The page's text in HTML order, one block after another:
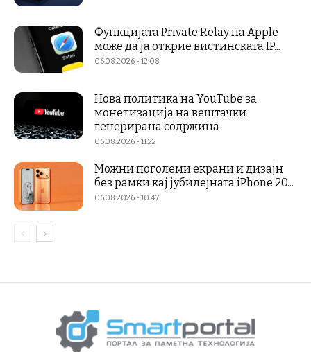
Функцијата Private Relay на Apple
може да ја открие вистинската IP...
06.08.2026 - 12:08
Нова политика на YouTube за
монетизација на вештачки
генерирана содржина
06.08.2026 - 11:22
Можни поголеми екрани и дизајн
без рамки кај јубилејната iPhone 20...
06.08.2026 - 10:47